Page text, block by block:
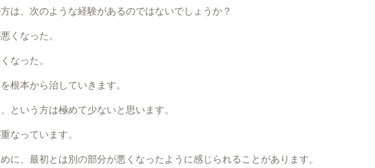
は、次のような経験があるのではないでしょうか？
くなった。
なった。
根本から治していきます。
という方は極めて少ないと思います。
なっています。
に、最初とは別の部分が悪くなったように感じられることがあります。